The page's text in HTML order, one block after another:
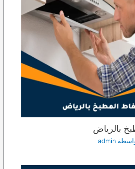
بالرياض
admin